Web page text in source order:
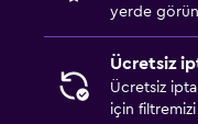
yerde
Ücretsiz
Ücretsiz
için filtremizi